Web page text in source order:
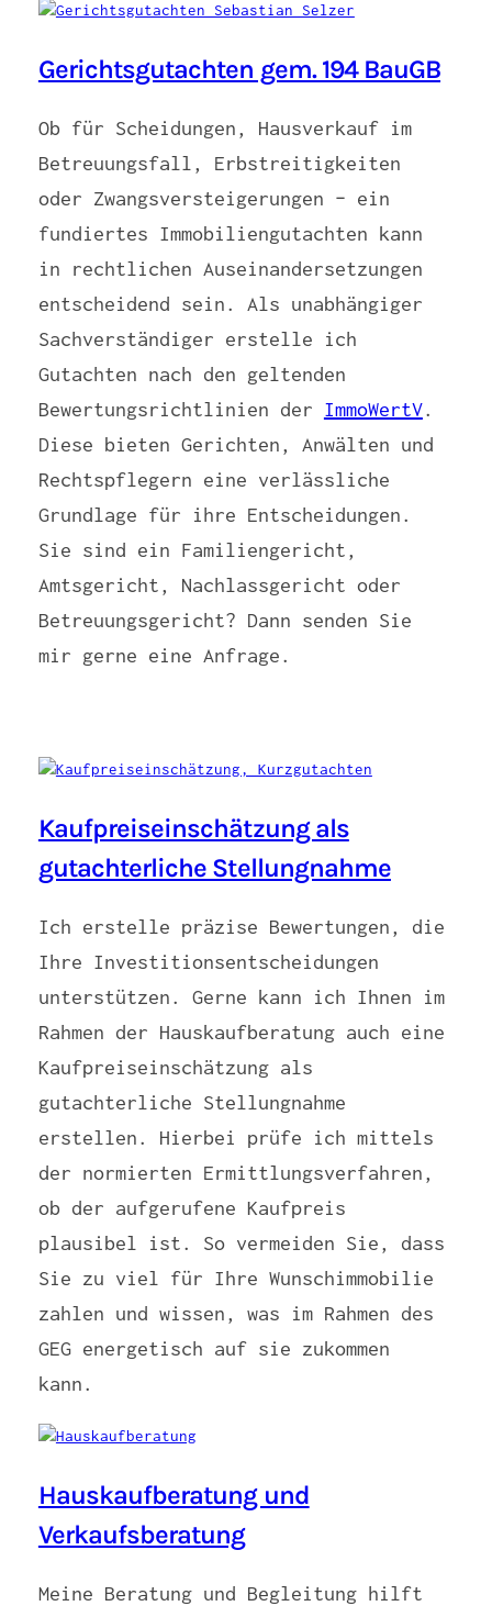
Gerichtsgutachten gem. 194 BauGB
Ob für Scheidungen, Hausverkauf im
Betreuungsfall, Erbstreitigkeiten
oder Zwangsversteigerungen – ein
fundiertes Immobiliengutachten kann
in rechtlichen Auseinandersetzungen
entscheidend sein. Als unabhängiger
Sachverständiger erstelle ich
Gutachten nach den geltenden
Bewertungsrichtlinien der ImmoWertV.
Diese bieten Gerichten, Anwälten und
Rechtspflegern eine verlässliche
Grundlage für ihre Entscheidungen.
Sie sind ein Familiengericht,
Amtsgericht, Nachlassgericht oder
Betreuungsgericht? Dann senden Sie
mir gerne eine Anfrage.
Kaufpreiseinschätzung als
gutachterliche Stellungnahme
Ich erstelle präzise Bewertungen, die
Ihre Investitionsentscheidungen
unterstützen. Gerne kann ich Ihnen im
Rahmen der Hauskaufberatung auch eine
Kaufpreiseinschätzung als
gutachterliche Stellungnahme
erstellen. Hierbei prüfe ich mittels
der normierten Ermittlungsverfahren,
ob der aufgerufene Kaufpreis
plausibel ist. So vermeiden Sie, dass
Sie zu viel für Ihre Wunschimmobilie
zahlen und wissen, was im Rahmen des
GEG energetisch auf sie zukommen
kann.
Hauskaufberatung und
Verkaufsberatung
Meine Beratung und Begleitung hilft